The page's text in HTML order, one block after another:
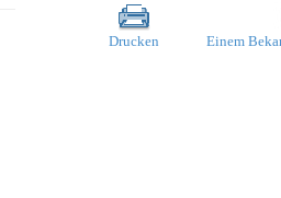
Drucken Einem